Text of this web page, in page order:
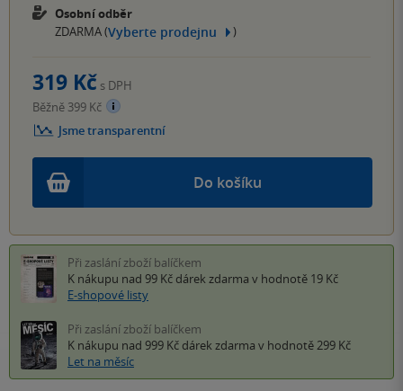
Osobní odběr
ZDARMA (Vyberte prodejnu )
Do košíku
319 Kč s DPH
Běžně 399 Kč
Jsme transparentní
Při zaslání zboží balíčkem
K nákupu nad 99 Kč dárek zdarma v hodnotě 19 Kč
E-shopové listy
Při zaslání zboží balíčkem
K nákupu nad 999 Kč dárek zdarma v hodnotě 299 Kč
Let na měsíc